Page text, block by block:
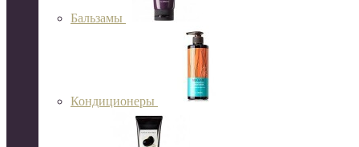
Бальзамы
Кондиционеры